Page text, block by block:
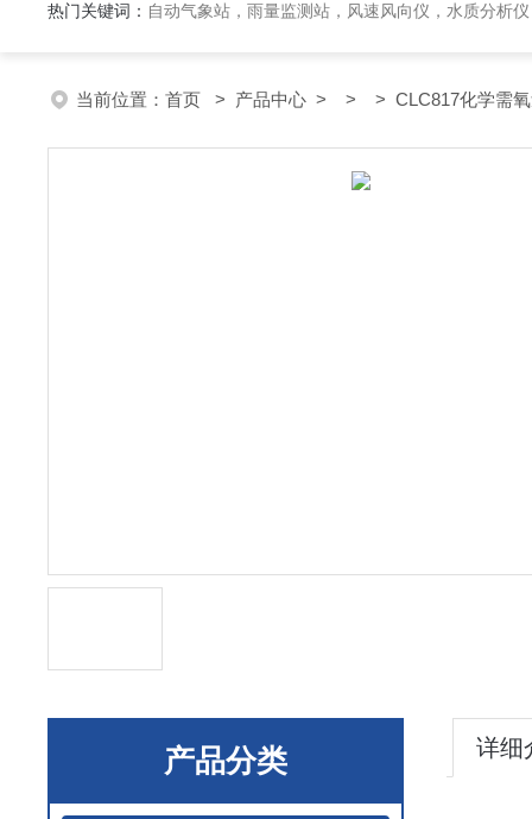
热门关键词： 自动气象站，雨量监测站，风速风向仪，水质分析
当前位置： 首页 > 产品中心 > > > CLC817化学需氧
产品分类 详细